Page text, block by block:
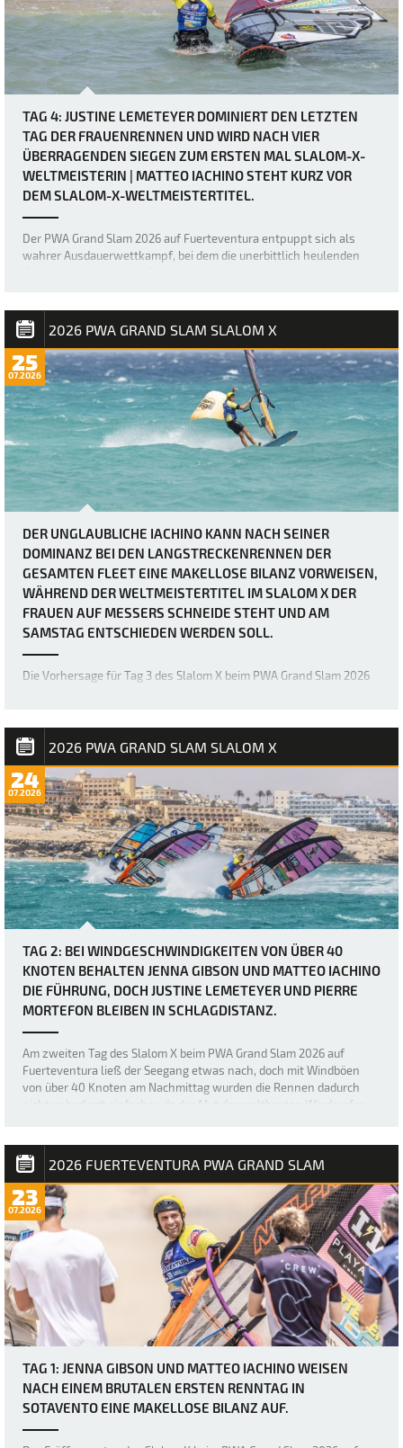
TAG 4: JUSTINE LEMETEYER DOMINIERT DEN LETZTEN
TAG DER FRAUENRENNEN UND WIRD NACH VIER
ÜBERRAGENDEN SIEGEN ZUM ERSTEN MAL SLALOM-X-
WELTMEISTERIN | MATTEO IACHINO STEHT KURZ VOR
DEM SLALOM-X-WELTMEISTERTITEL.
Der PWA Grand Slam 2026 auf Fuerteventura entpuppt sich als
wahrer Ausdauerwettkampf, bei dem die unerbittlich heulenden
absoluten Grenzen bringen. Heute herr…
2026 PWA GRAND SLAM SLALOM X
25
07.2026
DER UNGLAUBLICHE IACHINO KANN NACH SEINER
DOMINANZ BEI DEN LANGSTRECKENRENNEN DER
GESAMTEN FLEET EINE MAKELLOSE BILANZ VORWEISEN,
WÄHREND DER WELTMEISTERTITEL IM SLALOM X DER
FRAUEN AUF MESSERS SCHNEIDE STEHT UND AM
SAMSTAG ENTSCHIEDEN WERDEN SOLL.
Die Vorhersage für Tag 3 des Slalom X beim PWA Grand Slam 2026
50 Knoten hätten sich viele wohl kaum vorstellen können, wie
brutal es in Sotavento manchmal zug…
2026 PWA GRAND SLAM SLALOM X
24
07.2026
TAG 2: BEI WINDGESCHWINDIGKEITEN VON ÜBER 40
KNOTEN BEHALTEN JENNA GIBSON UND MATTEO IACHINO
DIE FÜHRUNG, DOCH JUSTINE LEMETEYER UND PIERRE
MORTEFON BLEIBEN IN SCHLAGDISTANZ.
Am zweiten Tag des Slalom X beim PWA Grand Slam 2026 auf
Fuerteventura ließ der Seegang etwas nach, doch mit Windböen
von über 40 Knoten am Nachmittag wurden die Rennen dadurch
nicht unbedingt einfacher, da der Mut der weltbesten Windsurfer
2026 FUERTEVENTURA PWA GRAND SLAM
23
07.2026
TAG 1: JENNA GIBSON UND MATTEO IACHINO WEISEN
NACH EINEM BRUTALEN ERSTEN RENNTAG IN
SOTAVENTO EINE MAKELLOSE BILANZ AUF.